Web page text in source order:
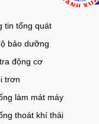
tin tổng quát
bảo dưỡng
động cơ
trơn
làm mát máy
thoát khí thải